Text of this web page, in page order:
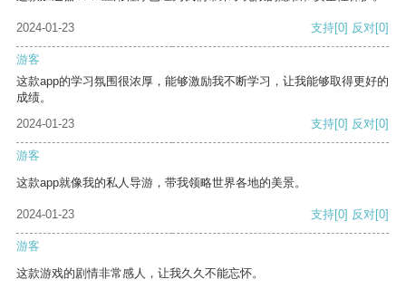
2024-01-23 支持[0] 反对[0]
游客
这款app的学习氛围很浓厚，能够激励我不断学习，让我能够取得更好的
成绩。
2024-01-23
支持[0] 反对[0]
游客
这款app就像我的私人导游，带我领略世界各地的美景。
2024-01-23 支持[0] 反对[0]
游客
这款游戏的剧情非常感人，让我久久不能忘怀。